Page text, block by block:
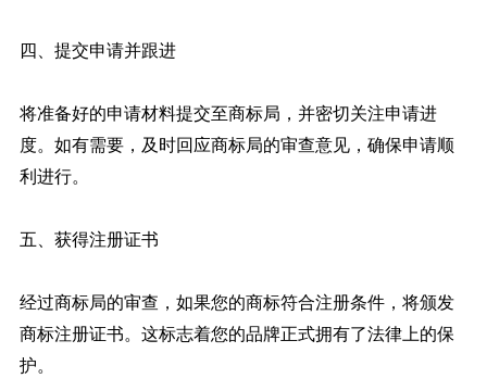
四、提交申请并跟进
将准备好的申请材料提交至商标局，并密切关注申请进
度。如有需要，及时回应商标局的审查意见，确保申请顺
利进行。
五、获得注册证书
经过商标局的审查，如果您的商标符合注册条件，将颁发
商标注册证书。这标志着您的品牌正式拥有了法律上的保
护。